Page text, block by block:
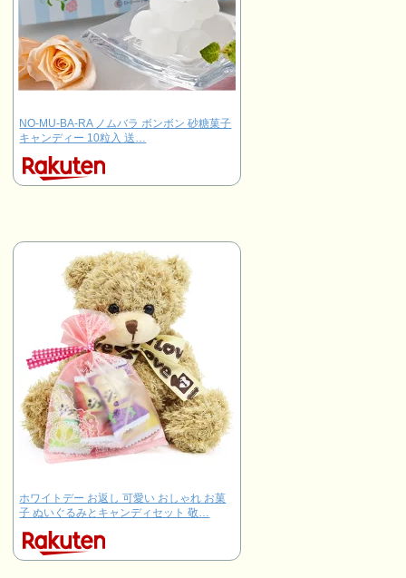
NO-MU-BA-RA ノムバラ ボンボン 砂糖菓子
キャンディー 10粒入 送…
ホワイトデー お返し 可愛い おしゃれ お菓
子 ぬいぐるみとキャンディセット 敬…